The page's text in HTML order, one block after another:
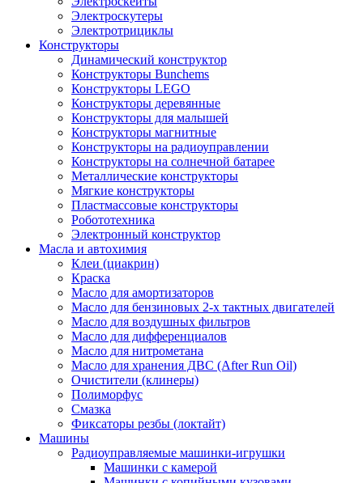
Электроскутеры
Электротрициклы
Конструкторы
Динамический конструктор
Конструкторы Bunchems
Конструкторы LEGO
Конструкторы деревянные
Конструкторы для малышей
Конструкторы магнитные
Конструкторы на радиоуправлении
Конструкторы на солнечной батарее
Металлические конструкторы
Мягкие конструкторы
Пластмассовые конструкторы
Робототехника
Электронный конструктор
Масла и автохимия
Клеи (циакрин)
Краска
Масло для амортизаторов
Масло для бензиновых 2-х тактных двигателей
Масло для воздушных фильтров
Масло для дифференциалов
Масло для нитрометана
Масло для хранения ДВС (After Run Oil)
Очистители (клинеры)
Полиморфус
Смазка
Фиксаторы резбы (локтайт)
Машины
Радиоуправляемые машинки-игрушки
Машинки с камерой